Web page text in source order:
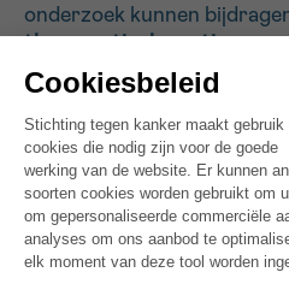
onderzoek kunnen
therapeutische optiesvoor
neuroblastoompatiënten.
Alle gefinancierde